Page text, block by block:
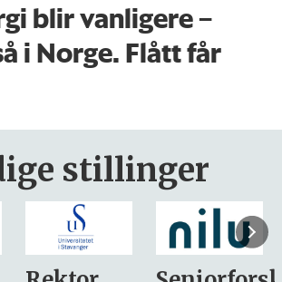
blir vanligere –
i Norge. Flått får
stillinger